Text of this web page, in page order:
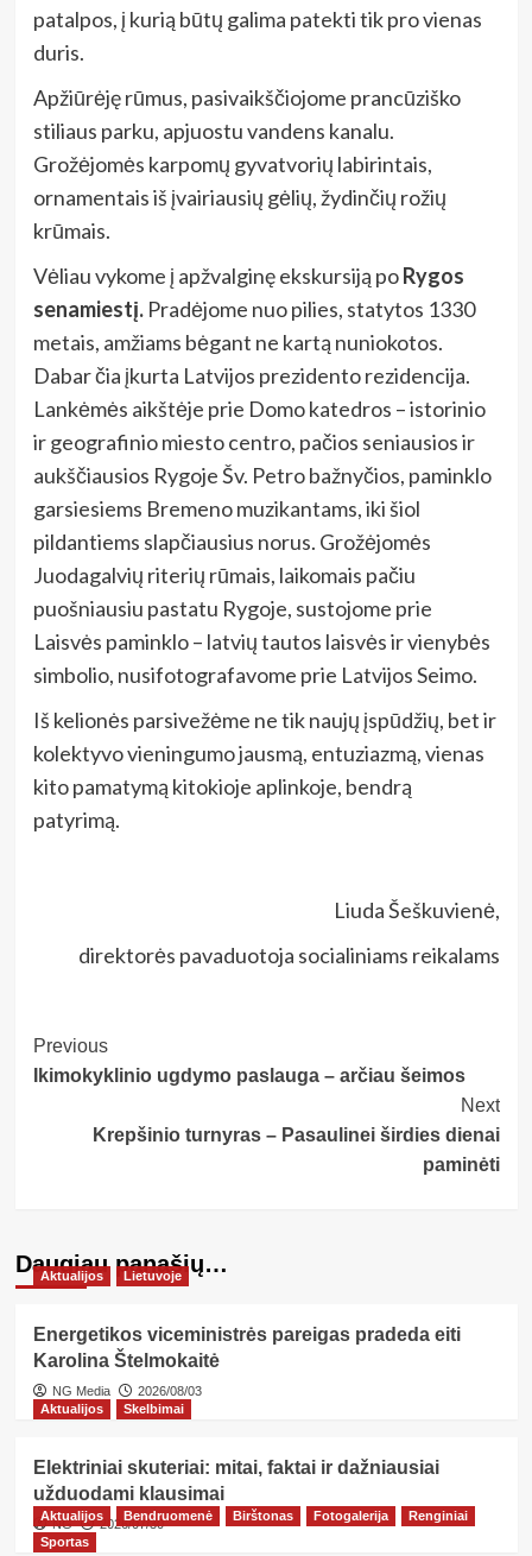
patalpos, į kurią būtų galima patekti tik pro vienas
duris.
Apžiūrėję rūmus, pasivaikščiojome prancūziško
stiliaus parku, apjuostu vandens kanalu.
Grožėjomės karpomų gyvatvorių labirintais,
ornamentais iš įvairiausių gėlių, žydinčių rožių
krūmais.
Vėliau vykome į apžvalginę ekskursiją poRygos
senamiestį.Pradėjome nuo pilies, statytos 1330
metais, amžiams bėgant ne kartą nuniokotos.
Dabar čia įkurta Latvijos prezidento rezidencija.
Lankėmės aikštėje prie Domo katedros – istorinio
ir geografinio miesto centro, pačios seniausios ir
aukščiausios Rygoje Šv. Petro bažnyčios, paminklo
garsiesiems Bremeno muzikantams, iki šiol
pildantiems slapčiausius norus. Grožėjomės
Juodagalvių riterių rūmais, laikomais pačiu
puošniausiu pastatu Rygoje, sustojome prie
Laisvės paminklo – latvių tautos laisvės ir vienybės
simbolio, nusifotografavome prie Latvijos Seimo.
Iš kelionės parsivežėme ne tik naujų įspūdžių, bet ir
kolektyvo vieningumo jausmą, entuziazmą, vienas
kito pamatymą kitokioje aplinkoje, bendrą
patyrimą.
Liuda Šeškuvienė,
direktorės pavaduotoja socialiniams reikalams
Post
Navigation
Previous
Ikimokyklinio ugdymo paslauga – arčiau šeimos
Next
Krepšinio turnyras – Pasaulinei širdies dienai
paminėti
Daugiau panašių…
Aktualijos Lietuvoje
Energetikos viceministrės pareigas pradeda eiti
Karolina Štelmokaitė
NG Media
2026/08/03
Aktualijos
Skelbimai
Elektriniai skuteriai: mitai, faktai ir dažniausiai
užduodami klausimai
NG 2026/07/30
Aktualijos Bendruomenė Birštonas Fotogalerija
Renginiai
Sportas